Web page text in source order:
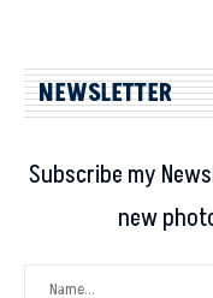
NEWSLETTER
Subscribe my
new